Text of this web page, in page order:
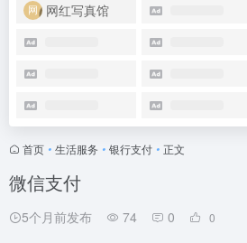
网红写真馆
首页 • 生活服务 • 银行支付 • 正文
微信支付
5个月前发布 74 0 0